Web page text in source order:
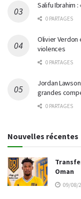
Salifu Ibrahim
0 PARTAGES
Olivier Verdon
violences
0 PARTAGES
Jordan
grandes
0 PARTAGES
Nouvelles récentes
Oman
09/08/